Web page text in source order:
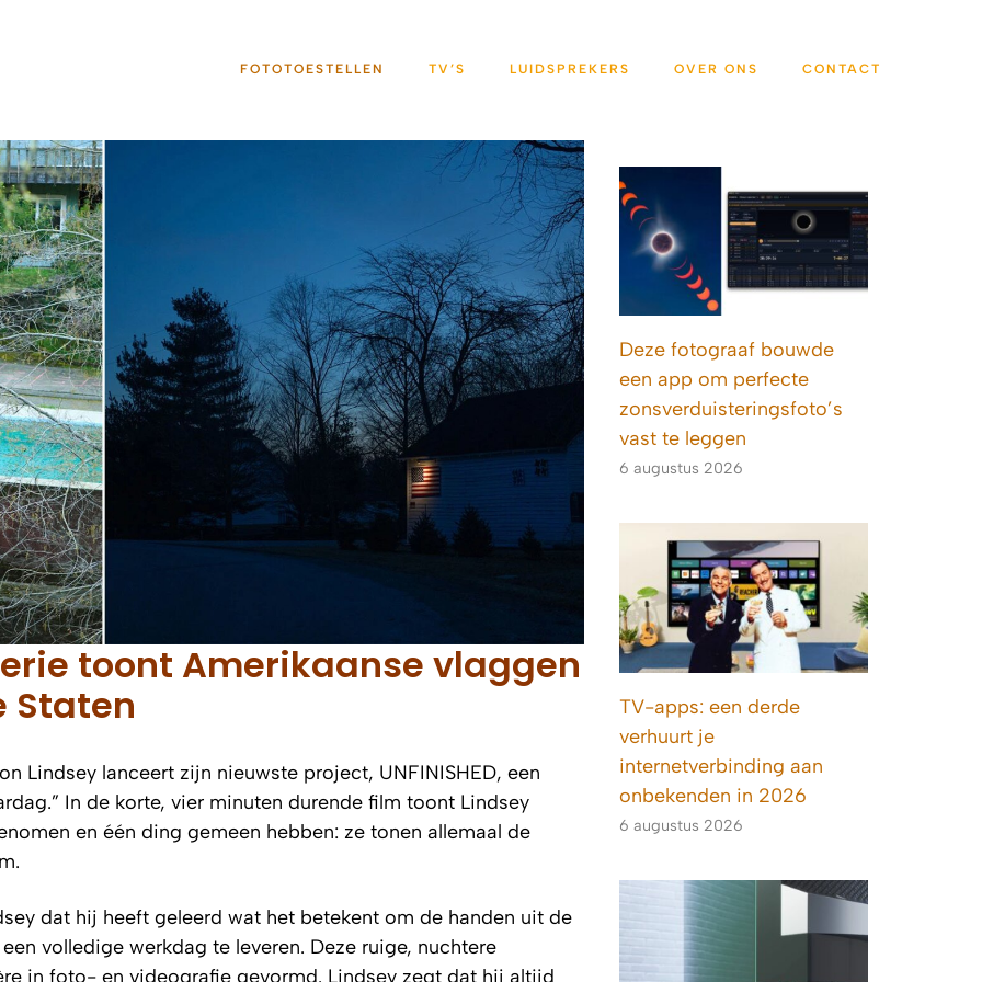
FOTOTOESTELLEN TV’S LUIDSPREKERS OVER ONS CONTACT
toont Amerikaanse vlaggen
Staten
Lindsey lanceert zijn nieuwste project, UNFINISHED, een
In de korte, vier minuten durende film toont Lindsey
en één ding gemeen hebben: ze tonen allemaal de
dat hij heeft geleerd wat het betekent om de handen uit de
volledige werkdag te leveren. Deze ruige, nuchtere
in foto- en videografie gevormd. Lindsey zegt dat hij altijd
Deze fotograaf bouwde
een app om perfecte
zonsverduisteringsfoto’s
vast te leggen
6 augustus 2026
TV-apps: een derde
verhuurt je
internetverbinding aan
onbekenden in 2026
6 augustus 2026